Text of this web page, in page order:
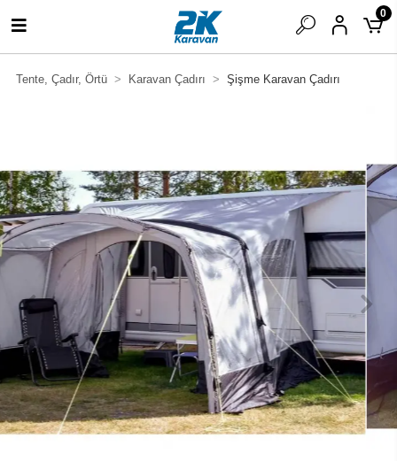
0
Tente, Çadır, Örtü Karavan Çadırı Şişme Karavan Çadırı